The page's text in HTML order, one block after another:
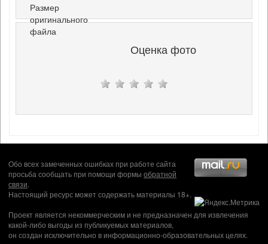
Размер
оригинального
файла
Оценка фото
Обо всех замеченных ошибках при работе сайта
просьба сообщать при помощи формы обратной
связи.
Настоящий ресурс может содержать материалы 18+.
Проект является некоммерческим и не предназначен для извлечения
какой-либо выгоды из публикуемых материалов,
он создан исключительно в информационно-образовательных целях.